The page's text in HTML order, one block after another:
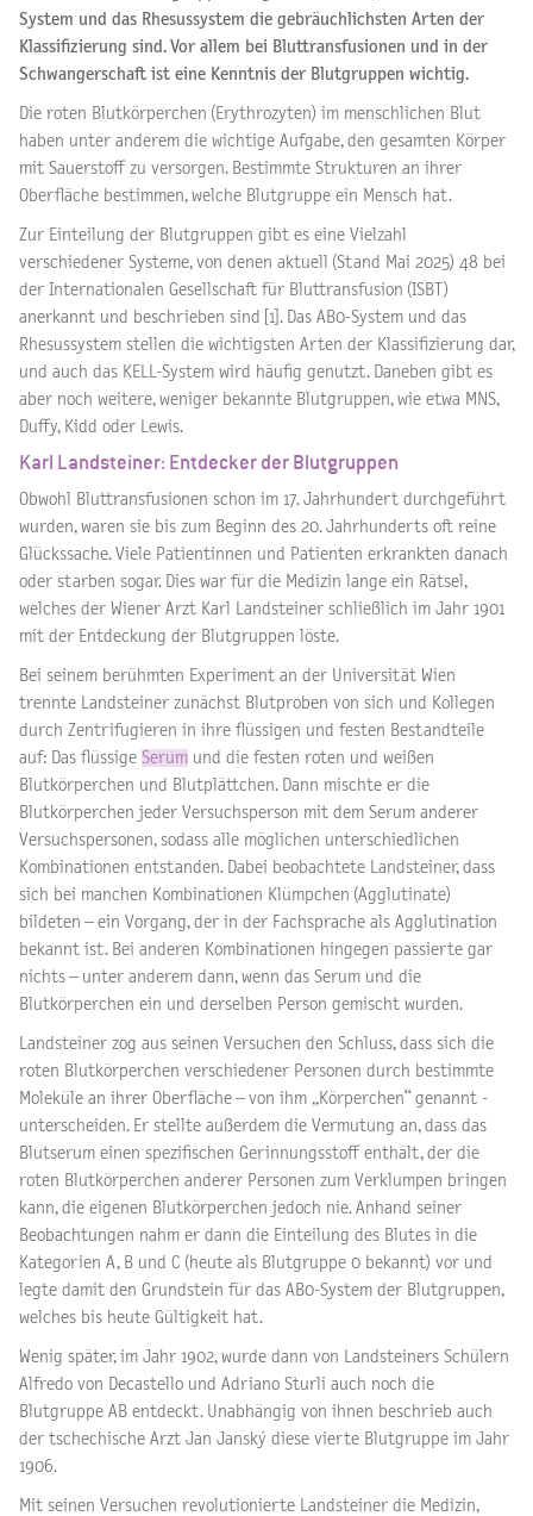
System und das Rhesussystem die gebräuchlichsten Arten der
Klassifizierung sind. Vor allem bei Bluttransfusionen und in der
Schwangerschaft ist eine Kenntnis der Blutgruppen wichtig.
Die roten Blutkörperchen (Erythrozyten) im menschlichen Blut
haben unter anderem die wichtige Aufgabe, den gesamten Körper
mit Sauerstoff zu versorgen. Bestimmte Strukturen an ihrer
Oberfläche bestimmen, welche Blutgruppe ein Mensch hat.
Zur Einteilung der Blutgruppen gibt es eine Vielzahl
verschiedener Systeme, von denen aktuell (Stand Mai 2025) 48 bei
der Internationalen Gesellschaft für Bluttransfusion (ISBT)
anerkannt und beschrieben sind [1]. Das AB0-System und das
Rhesussystem stellen die wichtigsten Arten der Klassifizierung dar,
und auch das KELL-System wird häufig genutzt. Daneben gibt es
aber noch weitere, weniger bekannte Blutgruppen, wie etwa MNS,
Duffy, Kidd oder Lewis.
Karl Landsteiner: Entdecker der Blutgruppen
Obwohl Bluttransfusionen schon im 17. Jahrhundert durchgeführt
wurden, waren sie bis zum Beginn des 20. Jahrhunderts oft reine
Glückssache. Viele Patientinnen und Patienten erkrankten danach
oder starben sogar. Dies war für die Medizin lange ein Rätsel,
welches der Wiener Arzt Karl Landsteiner schließlich im Jahr 1901
mit der Entdeckung der Blutgruppen löste.
Bei seinem berühmten Experiment an der Universität Wien
trennte Landsteiner zunächst Blutproben von sich und Kollegen
durch Zentrifugieren in ihre flüssigen und festen Bestandteile
auf: Das flüssige Serum und die festen roten und weißen
Blutkörperchen und Blutplättchen. Dann mischte er die
Blutkörperchen jeder Versuchsperson mit dem Serum anderer
Versuchspersonen, sodass alle möglichen unterschiedlichen
Kombinationen entstanden. Dabei beobachtete Landsteiner, dass
sich bei manchen Kombinationen Klümpchen (Agglutinate)
bildeten – ein Vorgang, der in der Fachsprache als Agglutination
bekannt ist. Bei anderen Kombinationen hingegen passierte gar
nichts – unter anderem dann, wenn das Serum und die
Blutkörperchen ein und derselben Person gemischt wurden.
Landsteiner zog aus seinen Versuchen den Schluss, dass sich die
roten Blutkörperchen verschiedener Personen durch bestimmte
Moleküle an ihrer Oberfläche – von ihm „Körperchen“ genannt -
unterscheiden. Er stellte außerdem die Vermutung an, dass das
Blutserum einen spezifischen Gerinnungsstoff enthält, der die
roten Blutkörperchen anderer Personen zum Verklumpen bringen
kann, die eigenen Blutkörperchen jedoch nie. Anhand seiner
Beobachtungen nahm er dann die Einteilung des Blutes in die
Kategorien A, B und C (heute als Blutgruppe 0 bekannt) vor und
legte damit den Grundstein für das AB0-System der Blutgruppen,
welches bis heute Gültigkeit hat.
Wenig später, im Jahr 1902, wurde dann von Landsteiners Schülern
Alfredo von Decastello und Adriano Sturli auch noch die
Blutgruppe AB entdeckt. Unabhängig von ihnen beschrieb auch
der tschechische Arzt Jan Janský diese vierte Blutgruppe im Jahr
1906.
Mit seinen Versuchen revolutionierte Landsteiner die Medizin,